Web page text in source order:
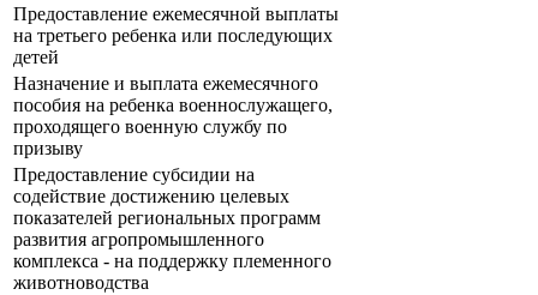
Предоставление ежемесячной выплаты
на третьего ребенка или последующих
детей
Назначение и выплата ежемесячного
пособия на ребенка военнослужащего,
проходящего военную службу по
призыву
Предоставление субсидии на
содействие достижению целевых
показателей региональных программ
развития агропромышленного
комплекса - на поддержку племенного
животноводства